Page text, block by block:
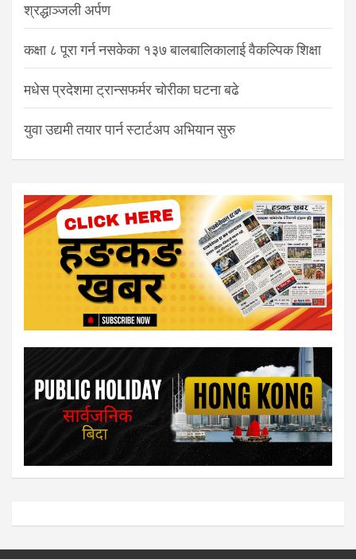
श्रद्धाञ्जली अर्पण
कक्षा ८ पूरा गर्न नसकेका १३७ बालबालिकालाई वैकल्पिक शिक्षा
मधेस प्रदेशमा ट्रान्सफर्मर चोरीका घटना बढे
युवा उद्यमी तयार पार्न स्टार्टअप अभियान सुरु